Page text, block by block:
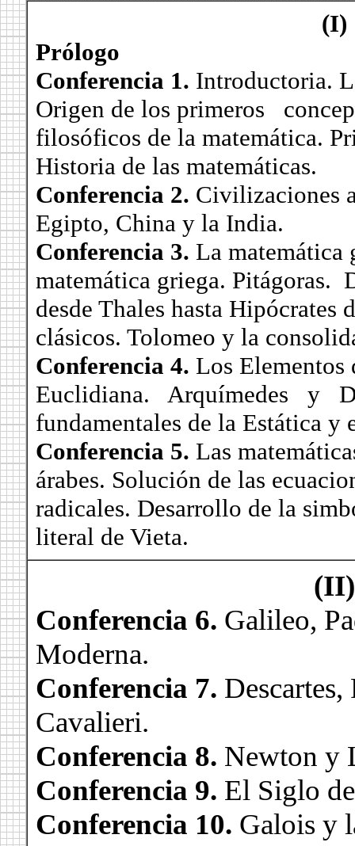
(I)
Prólogo
Conferencia 1. Introductoria.
Origen de los primeros
filosóficos de la matemática.
Historia de las matemáticas.
Conferencia 2. Civilizaciones
Egipto, China y la India.
Conferencia 3. La
matemática griega. Pitágoras.
desde Thales hasta
clásicos. Tolomeo y la
Conferencia 4. Los Elementos
Euclidiana. Arquímedes y
fundamentales de la Estática y
Conferencia 5. Las
árabes. Solución de las
radicales. Desarrollo de la
literal de Vieta.
(II)
Conferencia 6. Galileo,
Moderna.
Conferencia 7. Descartes,
Cavalieri.
Conferencia 8. Newton y
Conferencia 9. El Siglo
Conferencia 10. Galois y